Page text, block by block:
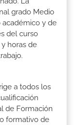
grado Medio
académico y de
del curso
horas de
a todos los
de Formación
formativo de